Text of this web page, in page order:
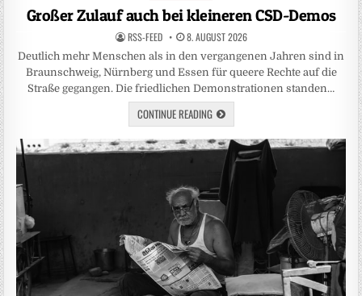
in
Großer Zulauf auch bei kleineren CSD-Demos
RSS-FEED 8. AUGUST 2026
Deutlich mehr Menschen als in den vergangenen Jahren sind in
Braunschweig, Nürnberg und Essen für queere Rechte auf die
Straße gegangen. Die friedlichen Demonstrationen standen…
CONTINUE READING